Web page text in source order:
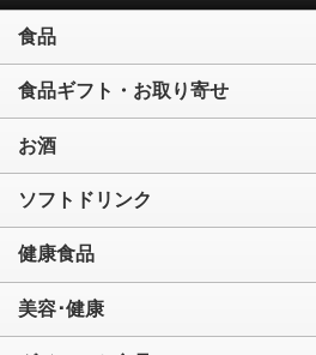
食品
食品ギフト・お取り寄せ
お酒
ソフトドリンク
健康食品
美容･健康